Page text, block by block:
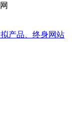
产品、终身网站